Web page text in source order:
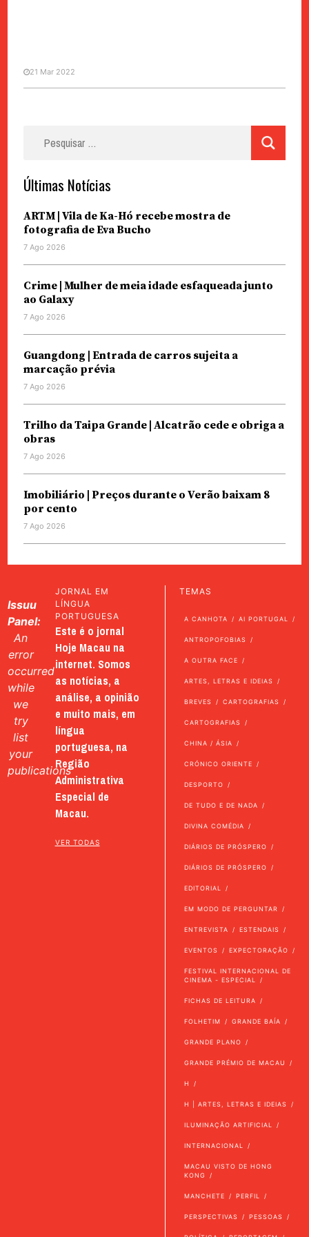
Xangai face a pior surto desde o
21 Mar 2022
Últimas Notícias
ARTM | Vila de Ka-Hó recebe mostra de
fotografia de Eva Bucho
7 Ago 2026
Crime | Mulher de meia idade esfaqueada junto
ao Galaxy
7 Ago 2026
Guangdong | Entrada de carros sujeita a
marcação prévia
7 Ago 2026
Trilho da Taipa Grande | Alcatrão cede e obriga a
obras
7 Ago 2026
Imobiliário | Preços durante o Verão baixam 8
por cento
7 Ago 2026
Issuu
Panel:
An
error
occurred
while
we
try
list
your
publications
JORNAL EM
LÍNGUA
PORTUGUESA
Este é o jornal
Hoje Macau na
internet. Somos
as notícias, a
análise, a opinião
e muito mais, em
língua
portuguesa, na
Região
Administrativa
Especial de
Macau.
VER TODAS
TEMAS
A CANHOTA AI PORTUGAL
ANTROPOFOBIAS
A OUTRA FACE
ARTES, LETRAS E IDEIAS
BREVES CARTOGRAFIAS
CARTOGRAFIAS
CHINA / ÁSIA
CRÓNICO ORIENTE
DESPORTO
DE TUDO E DE NADA
DIVINA COMÉDIA
DIÁRIOS DE PRÓSPERO
DIÁRIOS DE PRÓSPERO
EDITORIAL
EM MODO DE PERGUNTAR
ENTREVISTA ESTENDAIS
EVENTOS EXPECTORAÇÃO
FESTIVAL INTERNACIONAL DE
CINEMA - ESPECIAL
FICHAS DE LEITURA
FOLHETIM GRANDE BAÍA
GRANDE PLANO
GRANDE PRÉMIO DE MACAU
H
H | ARTES, LETRAS E IDEIAS
ILUMINAÇÃO ARTIFICIAL
INTERNACIONAL
MACAU VISTO DE HONG
KONG
MANCHETE PERFIL
PERSPECTIVAS PESSOAS